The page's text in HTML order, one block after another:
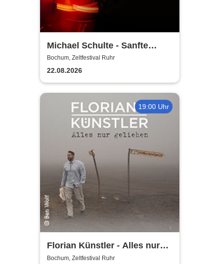
Michael Schulte - Sanfte
Töne, besondere Orte Tour
2026
Bochum, Zeltfestival Ruhr
22.08.2026
19:00 Uhr
Florian Künstler - Alles nur
geliehen - Tour 2026/2027
Bochum, Zeltfestival Ruhr